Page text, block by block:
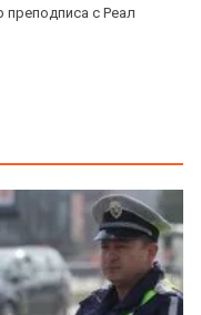
апартамент, 68 m2
EUR